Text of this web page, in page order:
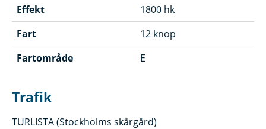
Effekt
1800 hk
Fart
12 knop
Fartområde
E
Trafik
TURLISTA (Stockholms skärgård)